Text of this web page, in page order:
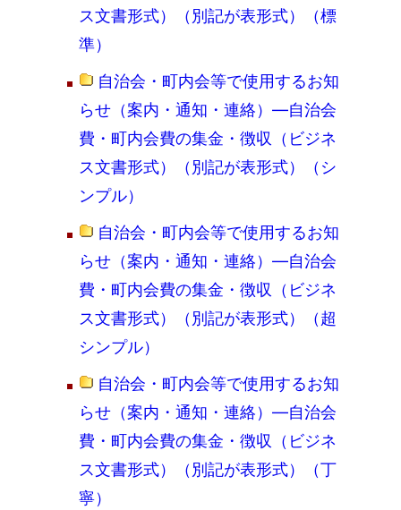
ス文書形式）（別記が表形式）（標
準）
自治会・町内会等で使用するお知
らせ（案内・通知・連絡）―自治会
費・町内会費の集金・徴収（ビジネ
ス文書形式）（別記が表形式）（シ
ンプル）
自治会・町内会等で使用するお知
らせ（案内・通知・連絡）―自治会
費・町内会費の集金・徴収（ビジネ
ス文書形式）（別記が表形式）（超
シンプル）
自治会・町内会等で使用するお知
らせ（案内・通知・連絡）―自治会
費・町内会費の集金・徴収（ビジネ
ス文書形式）（別記が表形式）（丁
寧）